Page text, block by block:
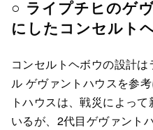
○ ライプチヒのゲ
にしたコンセルト
コンセルトヘボウの設計
ル ゲヴァントハウスを参
トハウスは、戦災によっ
いるが、2代目ゲヴァント